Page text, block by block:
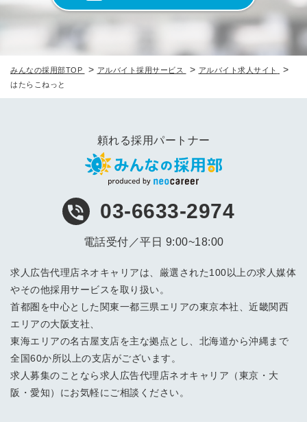
みんなの採用部TOP > アルバイト採用サービス > アルバイト求人サイト >
はたらこねっと
頼れる採用パートナー
03-6633-2974
電話受付／平日 9:00~18:00
求人広告代理店ネオキャリアは、厳選された100以上の求人媒体
やその他採用サービスを取り扱い。
首都圏を中心とした関東一都三県エリアの東京本社、近畿関西
エリアの大阪支社、
東海エリアの名古屋支店を主な拠点とし、北海道から沖縄まで
全国60か所以上の支店がございます。
求人募集のことなら求人広告代理店ネオキャリア（東京・大
阪・愛知）にお気軽にご相談ください。